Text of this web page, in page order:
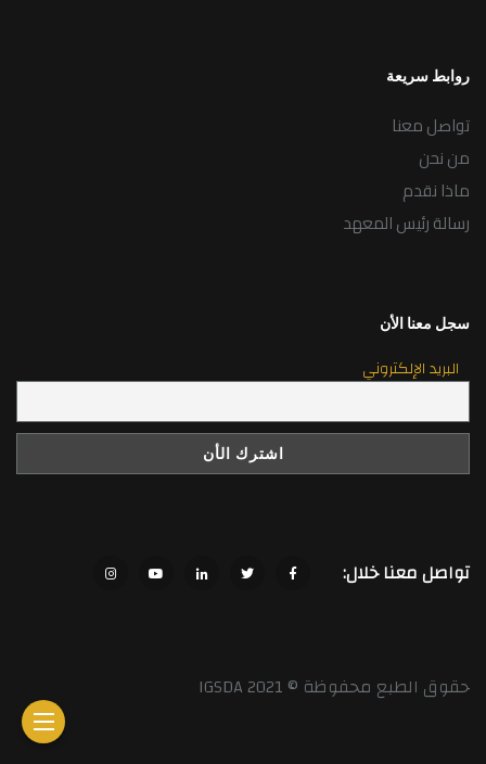
روابط سريعة
تواصل معنا
من نحن
ماذا نقدم
رسالة رئيس المعهد
سجل معنا الأن
البريد الإلكتروني
تواصل معنا خلال:
حقوق الطبع محفوظة © 2021 IGSDA